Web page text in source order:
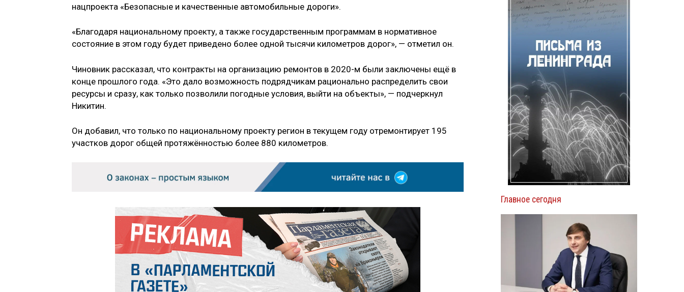
нацпроекта «Безопасные и качественные автомобильные дороги».
«Благодаря национальному проекту, а также государственным программам в нормативное
состояние в этом году будет приведено более одной тысячи километров дорог», — отметил он.
Чиновник рассказал, что контракты на организацию ремонтов в 2020-м были заключены ещё в
конце прошлого года. «Это дало возможность подрядчикам рационально распределить свои
ресурсы и сразу, как только позволили погодные условия, выйти на объекты», — подчеркнул
Никитин.
Он добавил, что только по национальному проекту регион в текущем году отремонтирует 195
участков дорог общей протяжённостью более 880 километров.
Главное сегодня